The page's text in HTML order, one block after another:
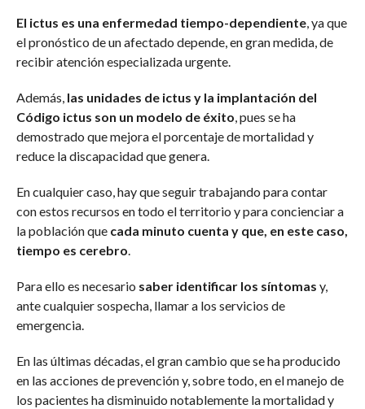
El ictus es una enfermedad tiempo-dependiente, ya que
el pronóstico de un afectado depende, en gran medida, de
recibir atención especializada urgente.
Además, las unidades de ictus y la implantación del
Código ictus son un modelo de éxito , pues se ha
demostrado que mejora el porcentaje de mortalidad y
reduce la discapacidad que genera.
En cualquier caso, hay que seguir trabajando para contar
con estos recursos en todo el territorio y para concienciar a
la población que cada minuto cuenta y que, en este caso,
tiempo es cerebro
Para ello es necesario saber identificar los síntomas y,
ante cualquier sospecha, llamar a los servicios de
emergencia.
En las últimas décadas, el gran cambio que se ha producido
en las acciones de prevención y, sobre todo, en el manejo de
los pacientes ha disminuido notablemente la mortalidad y